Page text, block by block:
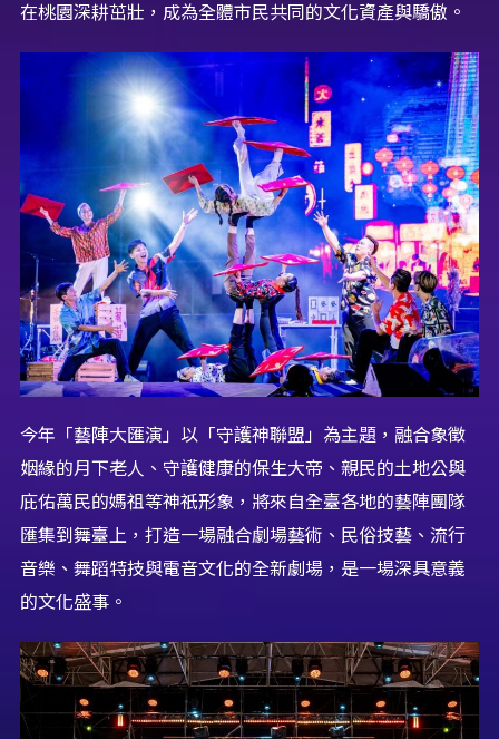
在桃園深耕茁壯，成為全體市民共同的文化資產與驕傲。
今年「藝陣大匯演」以「守護神聯盟」為主題，融合象徵
姻緣的月下老人、守護健康的保生大帝、親民的土地公與
庇佑萬民的媽祖等神祇形象，將來自全臺各地的藝陣團隊
匯集到舞臺上，打造一場融合劇場藝術、民俗技藝、流行
音樂、舞蹈特技與電音文化的全新劇場，是一場深具意義
的文化盛事。